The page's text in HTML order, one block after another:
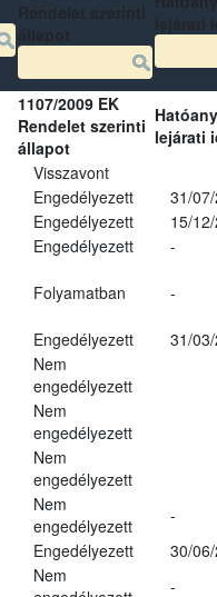
1107/2009 EK
Rendelet szerinti
állapot
lejárati
Visszavont
Engedélyezett
31/
Engedélyezett
15/
Engedélyezett
-
Folyamatban -
Engedélyezett
31/
Nem
engedélyezett
Nem
engedélyezett
Nem
engedélyezett
Nem
engedélyezett
-
Engedélyezett
30/
Nem
-